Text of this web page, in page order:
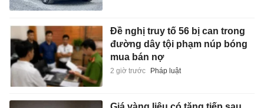
Đề nghị truy tố 56 bị can trong
đường dây tội phạm núp bóng
mua bán nợ
2 giờ trước Pháp luật